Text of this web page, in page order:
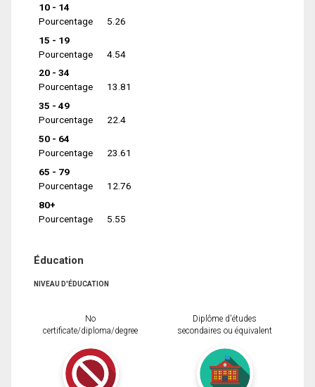
10 - 14
Pourcentage
5.26
15 - 19
Pourcentage
4.54
20 - 34
Pourcentage
13.81
35 - 49
Pourcentage
22.4
50 - 64
Pourcentage
23.61
65 - 79
Pourcentage
12.76
80+
Pourcentage
5.55
Éducation
NIVEAU D'ÉDUCATION
No
certificate/diploma/degree
Diplôme d'études
secondaires ou équivalent